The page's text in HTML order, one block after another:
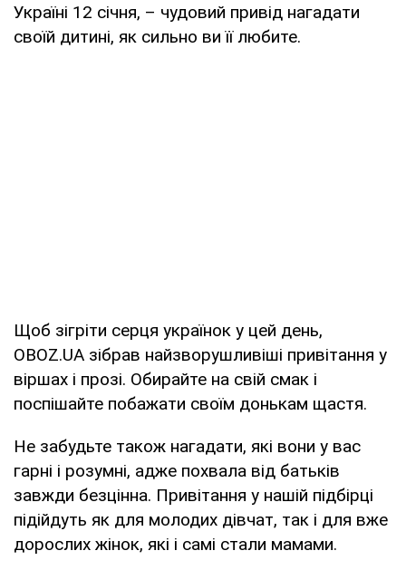
Україні 12 січня, – чудовий привід нагадати
своїй дитині, як сильно ви її любите.
Щоб зігріти серця українок у цей день,
OBOZ.UA зібрав найзворушливіші привітання у
віршах і прозі. Обирайте на свій смак і
поспішайте побажати своїм донькам щастя.
Не забудьте також нагадати, які вони у вас
гарні і розумні, адже похвала від батьків
завжди безцінна. Привітання у нашій підбірці
підійдуть як для молодих дівчат, так і для вже
дорослих жінок, які і самі стали мамами.